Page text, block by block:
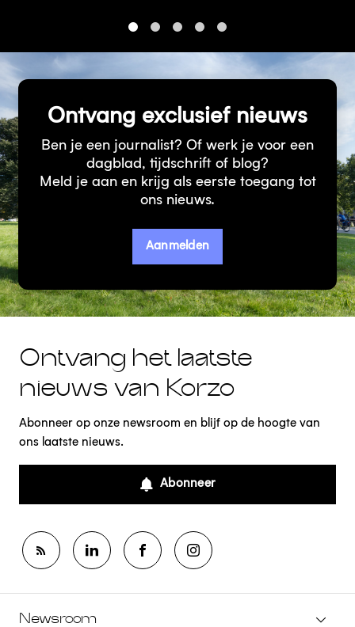
Ontvang exclusief nieuws
Ben je een journalist? Of werk je voor een
dagblad, tijdschrift of blog?
Meld je aan en krijg als eerste toegang tot
ons nieuws.
Aanmelden
Ontvang het laatste
nieuws van Korzo
Abonneer op onze newsroom en blijf op de hoogte van
ons laatste nieuws.
Abonneer
Newsroom